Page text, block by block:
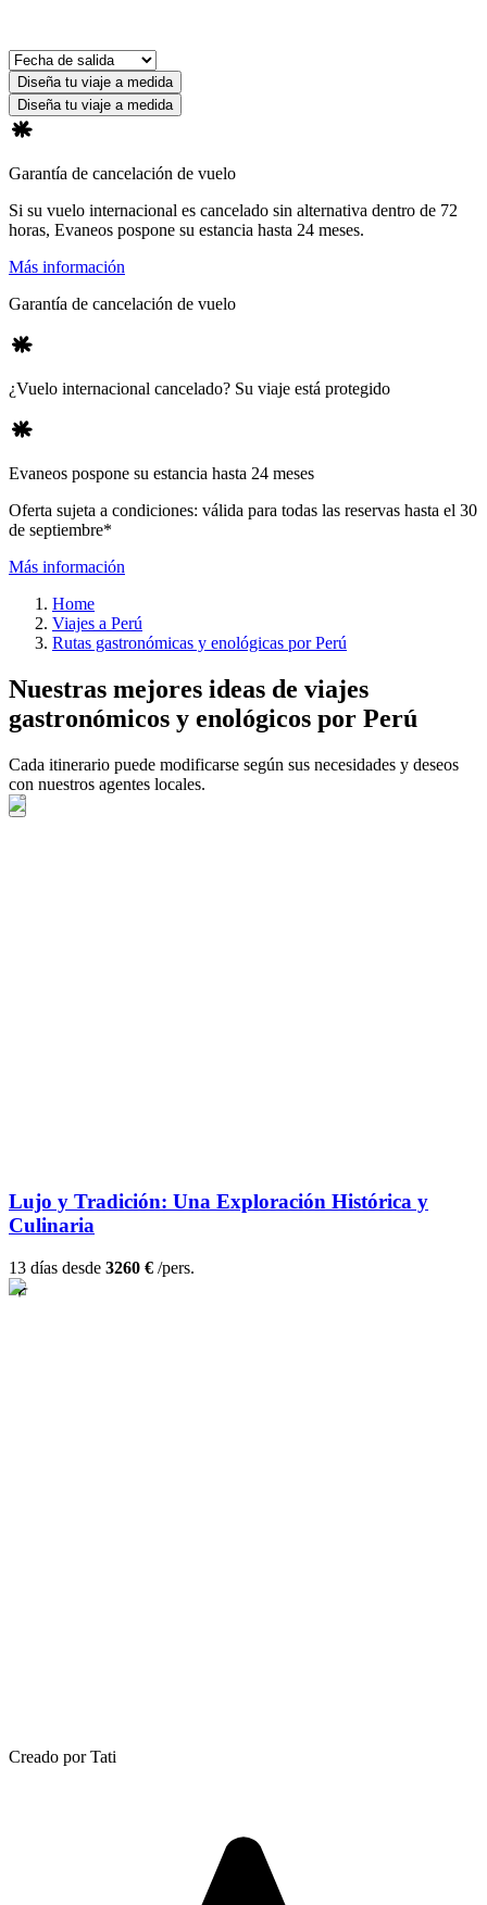
Diseña tu viaje a medida
Diseña tu viaje a medida
Garantía de cancelación de vuelo
Si su vuelo internacional es cancelado sin alternativa dentro de 72
horas, Evaneos pospone su estancia hasta 24 meses.
Más información
Garantía de cancelación de vuelo
¿Vuelo internacional cancelado? Su viaje está protegido
Evaneos pospone su estancia hasta 24 meses
Oferta sujeta a condiciones: válida para todas las reservas hasta el 30
de septiembre*
Más información
Home
Viajes a Perú
Rutas gastronómicas y enológicas por Perú
Nuestras mejores ideas de viajes
gastronómicos y enológicos por Perú
Cada itinerario puede modificarse según sus necesidades y deseos
con nuestros agentes locales.
Lujo y Tradición: Una Exploración Histórica y
Culinaria
13 días desde 3260 € /pers.
Creado por Tati